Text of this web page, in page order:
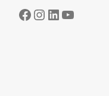
Facebook
Instagram
LinkedIn
YouTube